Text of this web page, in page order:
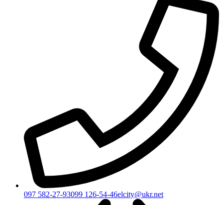
097 582-27-93099 126-54-46elcity@ukr.net